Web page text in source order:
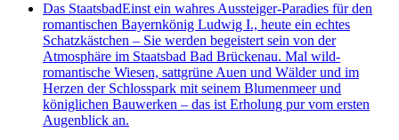
Das StaatsbadEinst ein wahres Aussteiger-Paradies für den
romantischen Bayernkönig Ludwig I., heute ein echtes
Schatzkästchen – Sie werden begeistert sein von der
Atmosphäre im Staatsbad Bad Brückenau. Mal wild-
romantische Wiesen, sattgrüne Auen und Wälder und im
Herzen der Schlosspark mit seinem Blumenmeer und
königlichen Bauwerken – das ist Erholung pur vom ersten
Augenblick an.